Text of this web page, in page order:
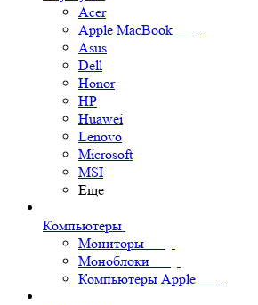
Acer
Apple MacBook
Asus
Dell
Honor
HP
Huawei
Lenovo
Microsoft
MSI
Еще
Компьютеры
Мониторы
Моноблоки
Компьютеры Apple